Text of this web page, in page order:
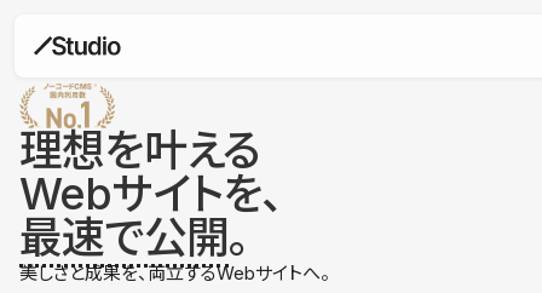
理想を叶える
Webサイトを、
最速で公開。
美しさと成果を、両立するWebサイトへ。